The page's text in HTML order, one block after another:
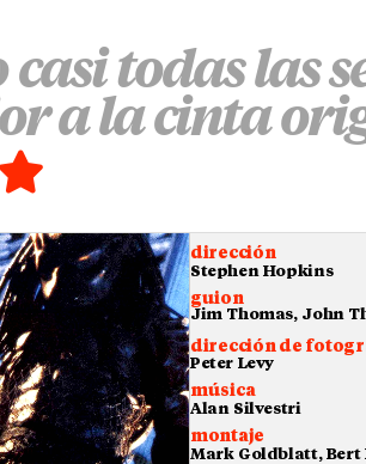
casi todas las
a la cinta
dirección
Stephen Hopkins
guion
Jim Thomas, John
dirección de
Peter Levy
música
Alan Silvestri
montaje
Mark Goldblatt, Bert